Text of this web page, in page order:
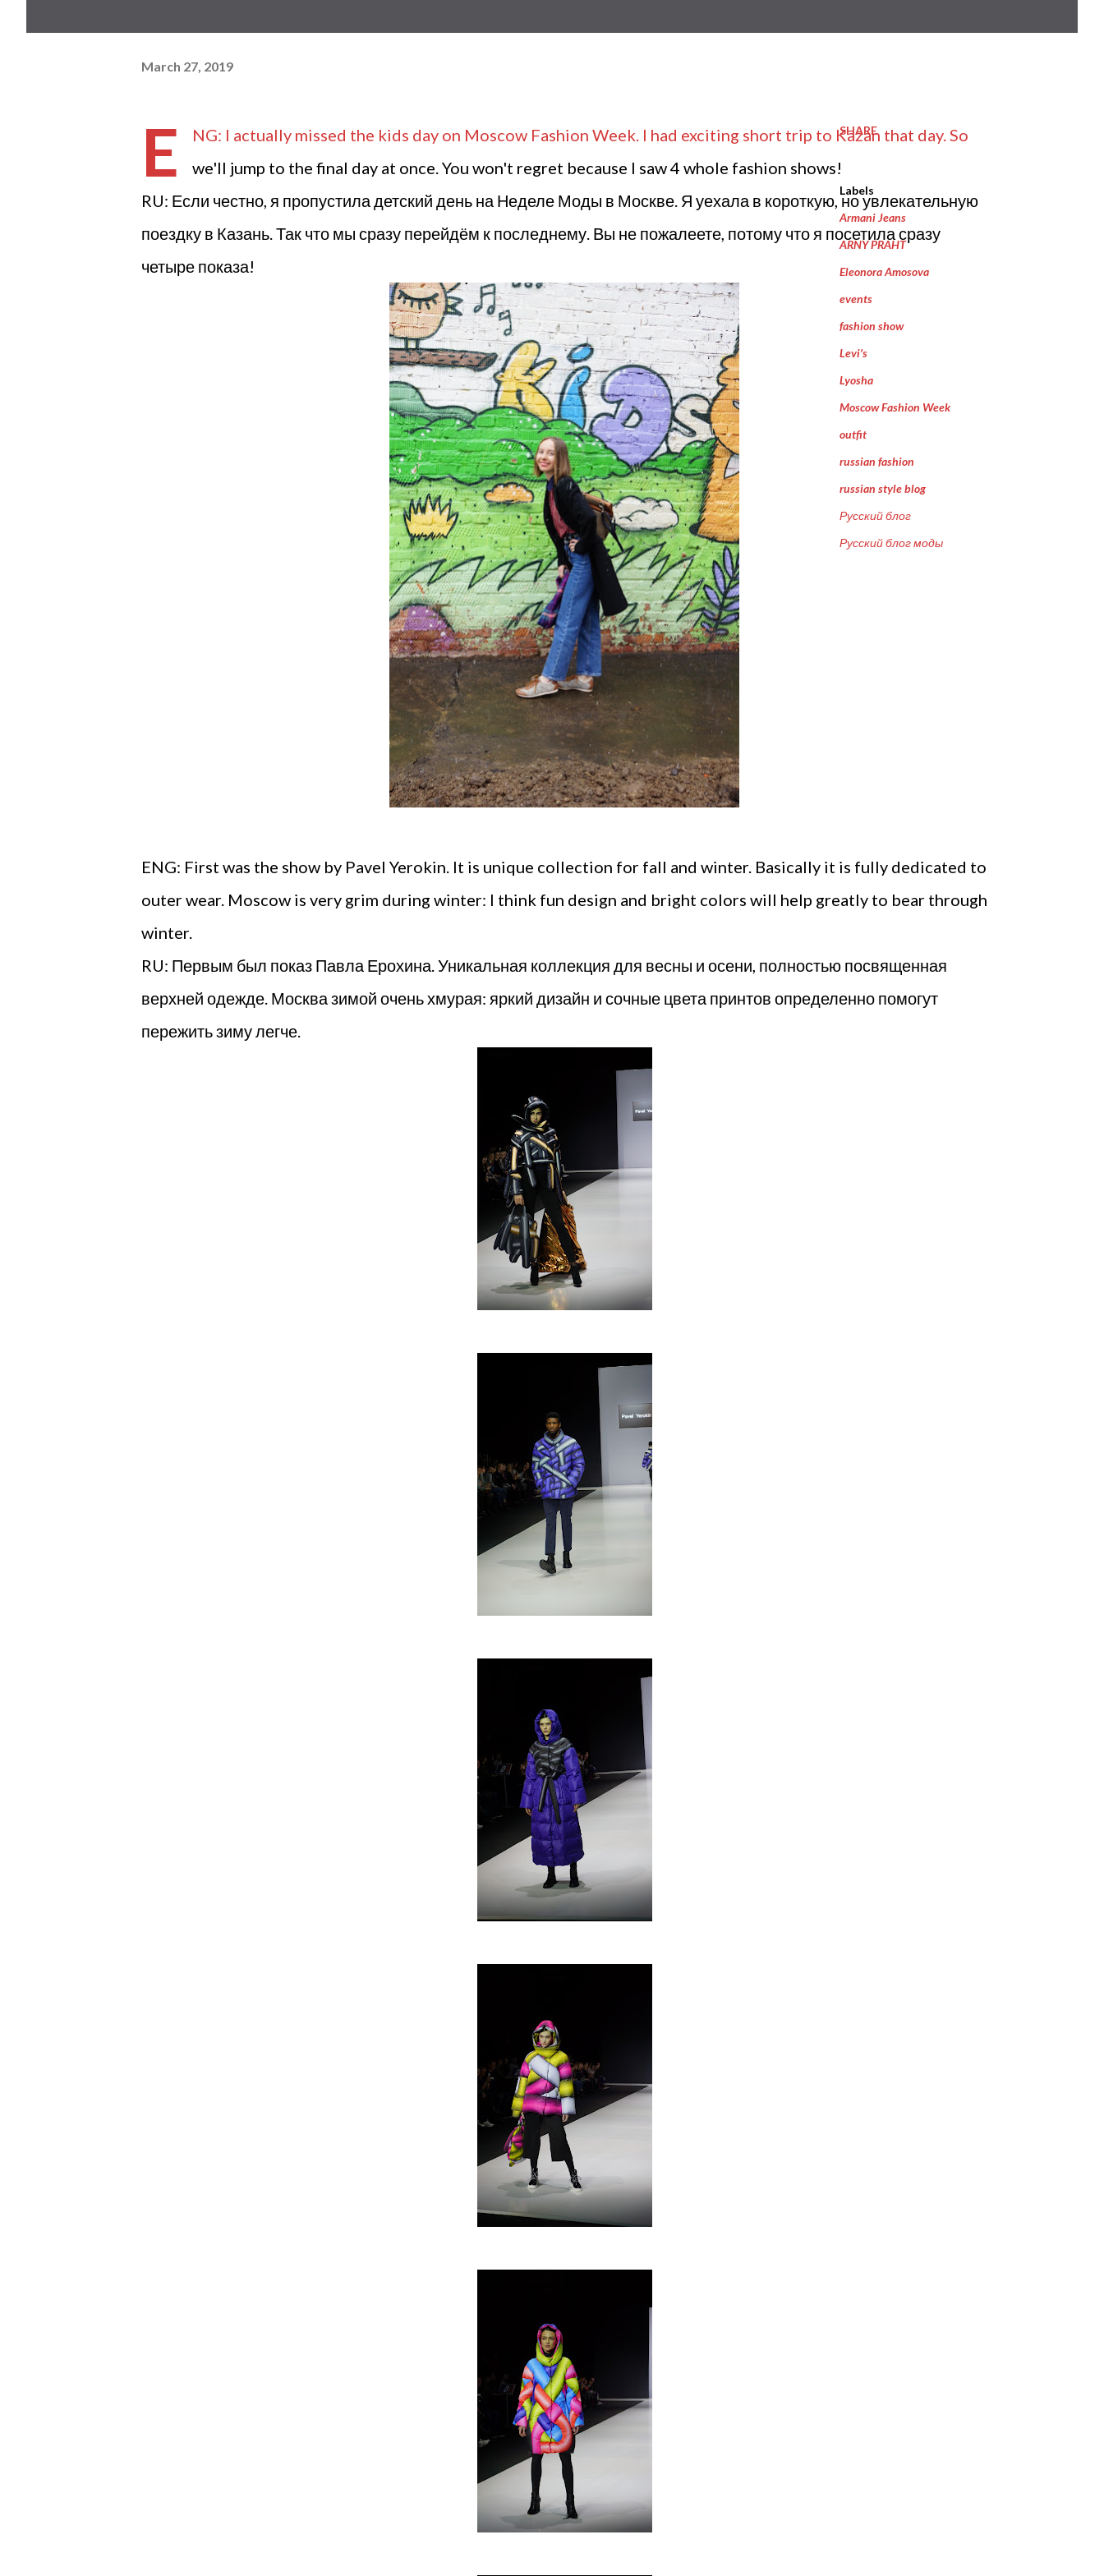
March 27, 2019
E
NG: I actually missed the kids day on Moscow Fashion Week. I had exciting short trip to Kazan that day. So
we'll jump to the final day at once. You won't regret because I saw 4 whole fashion shows!
RU: Если честно, я пропустила детский день на Неделе Моды в Москве. Я уехала в короткую, но увлекательную
поездку в Казань. Так что мы сразу перейдём к последнему. Вы не пожалеете, потому что я посетила сразу
четыре показа!
ENG: First was the show by Pavel Yerokin. It is unique collection for fall and winter. Basically it is fully dedicated to
outer wear. Moscow is very grim during winter: I think fun design and bright colors will help greatly to bear through
winter.
RU: Первым был показ Павла Ерохина. Уникальная коллекция для весны и осени, полностью посвященная
верхней одежде. Москва зимой очень хмурая: яркий дизайн и сочные цвета принтов определенно помогут
пережить зиму легче.
SHARE
Labels
Armani Jeans
ARNY PRAHT
Eleonora Amosova
events
fashion show
Levi's
Lyosha
Moscow Fashion Week
outfit
russian fashion
russian style blog
Русский блог
Русский блог моды